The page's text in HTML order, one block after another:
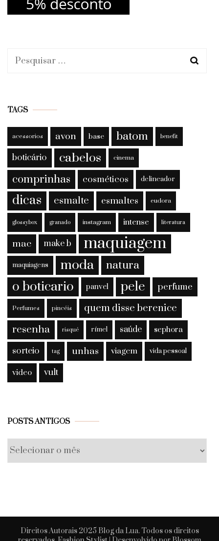
Pesquisar
TAGS
acessorios avon base batom benefit
boticário cabelos cinema
comprinhas cosméticos delineador
dicas esmalte esmaltes eudora
glossybox granado instagram intense literatura
mac make b maquiagem
maquiagens moda natura
o boticario panvel pele perfume
Perfumes pincéis quem disse berenice
resenha risqué rímel saúde sephora
sorteio tag unhas viagem vida pessoal
video vult
POSTS ANTIGOS
Posts
Direitos Autorais 2025 Blog da Lua. Todos os direitos